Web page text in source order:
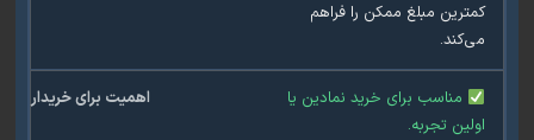
مبلغ ممکن را فراهم
مناسب برای خرید نمادین یا
تجربه.